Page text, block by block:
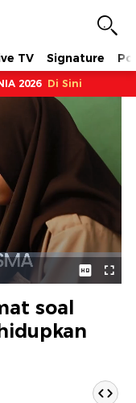
TV Signature
2026 Di Sini
soal